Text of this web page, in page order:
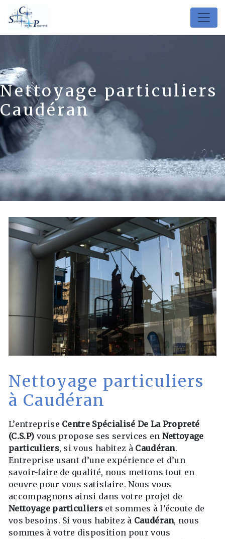
Panneau de gestion des cookies
Nettoyage particuliers
Caudéran
Nettoyage particuliers
à Caudéran
L’entreprise Centre Spécialisé De La Propreté
(C.S.P) vous propose ses services en Nettoyage
particuliers, si vous habitez à Caudéran.
Entreprise usant d’une expérience et d’un
savoir-faire de qualité, nous mettons tout en
oeuvre pour vous satisfaire. Nous vous
accompagnons ainsi dans votre projet de
Nettoyage particuliers et sommes à l’écoute de
vos besoins. Si vous habitez à Caudéran, nous
sommes à votre disposition pour vous